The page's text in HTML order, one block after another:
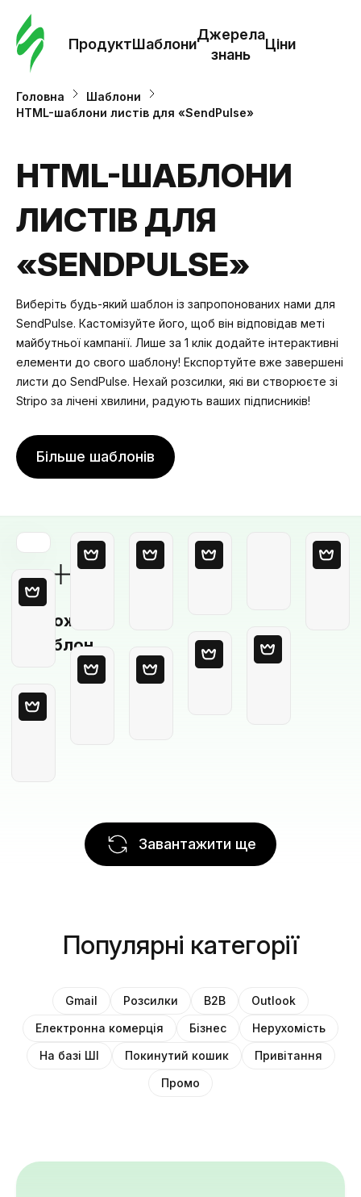
ПродуктШаблони
Джерела
знань
Ціни
Головна
Шаблони
HTML-шаблони листів для «SendPulse»
HTML-ШАБЛОНИ
ЛИСТІВ ДЛЯ
«SENDPULSE»
Виберіть будь-який шаблон із запропонованих нами для
SendPulse. Кастомізуйте його, щоб він відповідав меті
майбутньої кампанії. Лише за 1 клік додайте інтерактивні
елементи до свого шаблону! Експортуйте вже завершені
листи до SendPulse. Нехай розсилки, які ви створюєте зі
Stripo за лічені хвилини, радують ваших підписників!
Більше шаблонів
Порожній
шаблон
Завантажити ще
Популярні категорії
Gmail Розсилки B2B
Outlook
Електронна комерція
Бізнес
Нерухомість
На базі ШІ
Покинутий кошик
Привітання
Промо